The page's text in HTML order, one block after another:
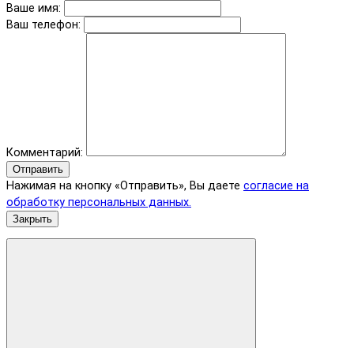
Ваше имя:
Ваш телефон:
Комментарий:
Отправить
Нажимая на кнопку «Отправить», Вы даете согласие на
обработку персональных данных.
Закрыть